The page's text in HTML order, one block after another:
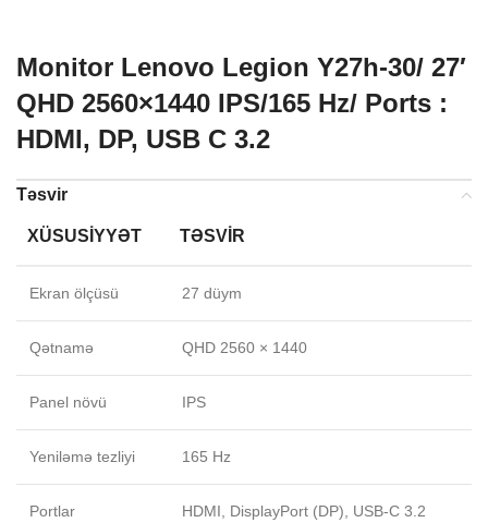
Monitor Lenovo Legion Y27h-30/ 27′
QHD 2560×1440 IPS/165 Hz/ Ports :
HDMI, DP, USB C 3.2
Təsvir
XÜSUSIYYƏT TƏSVIR
Ekran ölçüsü 27 düym
Qətnamə QHD 2560 × 1440
Panel növü IPS
Yeniləmə tezliyi 165 Hz
Portlar HDMI, DisplayPort (DP), USB-C 3.2